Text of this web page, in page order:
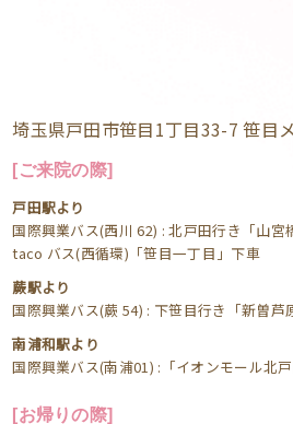
埼玉県戸田市笹目1丁目33-7 笹目
[ご来院の際]
戸田駅より
国際興業バス(西川 62) : 北戸田行き「山宮
taco バス(西循環)「笹目一丁目」下車
蕨駅より
国際興業バス(蕨 54) : 下笹目行き「新曽芦
南浦和駅より
国際興業バス(南浦01) :「イオンモール北
[お帰りの際]